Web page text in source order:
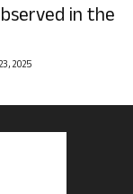
in the
2025